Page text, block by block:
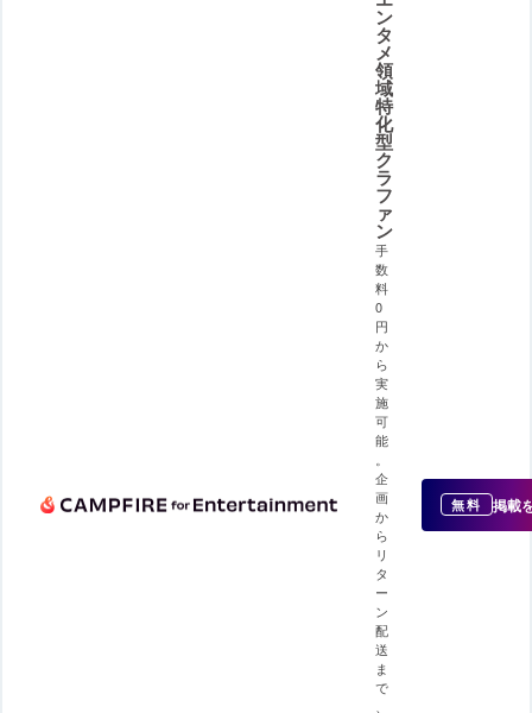
ン
タ
メ
領
域
特
化
型
ク
ラ
フ
ァ
ン
手
数
料
0
円
か
ら
実
施
可
能
企
画
か
ら
リ
タ
ー
ン
配
送
ま
で
無料 掲載